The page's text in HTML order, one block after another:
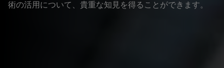
術の活用について、貴重な知見を得ることができます。